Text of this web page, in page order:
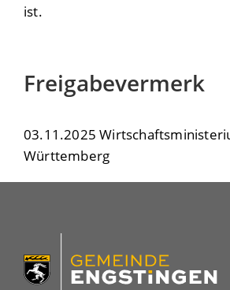
ist.
Freigabevermerk
03.11.2025
Württemberg